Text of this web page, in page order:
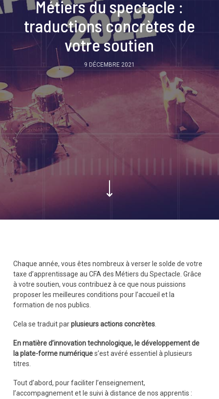
Métiers du spectacle :
traductions concrètes de
votre soutien
9 DÉCEMBRE 2021
Chaque année, vous êtes nombreux à verser le solde de votre
taxe d’apprentissage au CFA des Métiers du Spectacle. Grâce
à votre soutien, vous contribuez à ce que nous puissions
proposer les meilleures conditions pour l’accueil et la
formation de nos publics.
Cela se traduit parplusieurs actions concrètes.
En matière d’innovation technologique, le développement de
la plate-forme numériques’est avéré essentiel à plusieurs
titres.
Tout d’abord, pour faciliter l’enseignement,
l’accompagnement et le suivi à distance de nos apprentis :